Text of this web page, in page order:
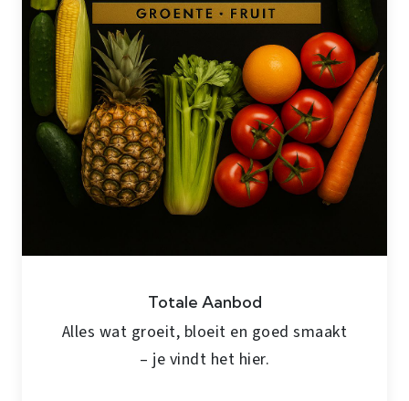
Totale Aanbod
Alles wat groeit, bloeit en goed smaakt
– je vindt het hier.